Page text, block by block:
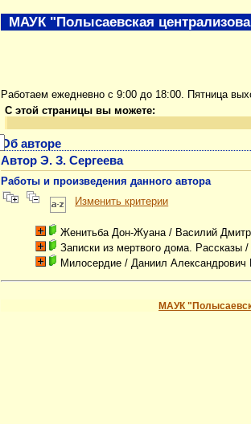
Работаем ежедневно с 9:00 до 18:00. Пятница
С этой страницы вы можете:
Об авторе
Автор Э. З. Сергеева
Работы и произведения данного автора
Изменить критерии
Женитьба Дон-Жуана/ Василий
Записки из мертвого дома. Рассказы /
Милосердие / Даниил Александрович
МАУК
МАУК "Полысаевская